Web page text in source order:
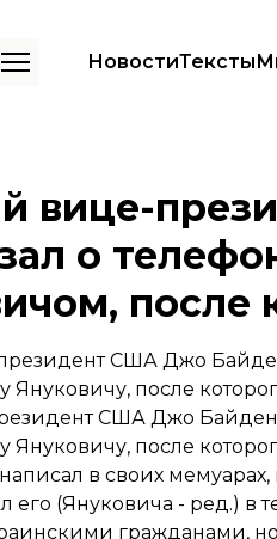
НовостиТексты
США Байден рассказал о
вице-
о
после
США Джо
Януковичу, после
США Джо Байден
Януковичу, после
в своих мемуарах,
его (Януковича - ред.) в
гражданами,